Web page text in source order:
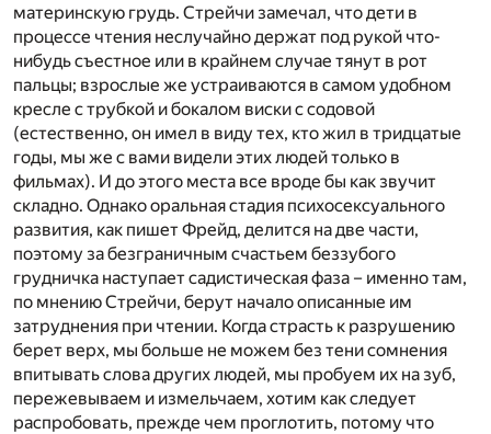
материнскую грудь. Стрейчи замечал, что дети в
процессе чтения неслучайно держат под рукой что-
нибудь съестное или в крайнем случае тянут в рот
пальцы; взрослые же устраиваются в самом удобном
кресле с трубкой и бокалом виски с содовой
(естественно, он имел в виду тех, кто жил в тридцатые
годы, мы же с вами видели этих людей только в
фильмах). И до этого места все вроде бы как звучит
складно. Однако оральная стадия психосексуального
развития, как пишет Фрейд, делится на две части,
поэтому за безграничным счастьем беззубого
грудничка наступает садистическая фаза – именно там,
по мнению Стрейчи, берут начало описанные им
затруднения при чтении. Когда страсть к разрушению
берет верх, мы больше не можем без тени сомнения
впитывать слова других людей, мы пробуем их на зуб,
пережевываем и измельчаем, хотим как следует
распробовать, прежде чем проглотить, потому что